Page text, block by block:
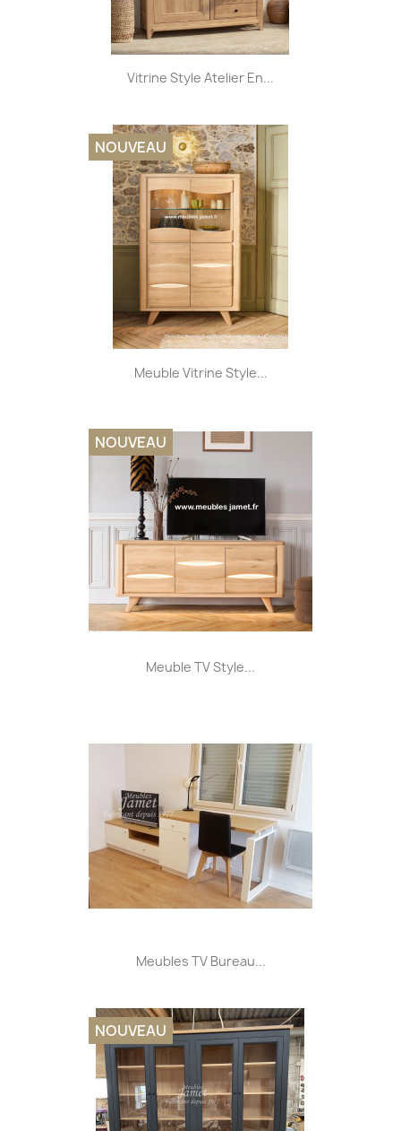
Vitrine Style Atelier En...
Meuble Vitrine Style...
NOUVEAU
Meuble TV Style...
NOUVEAU
Meubles TV Bureau...
NOUVEAU